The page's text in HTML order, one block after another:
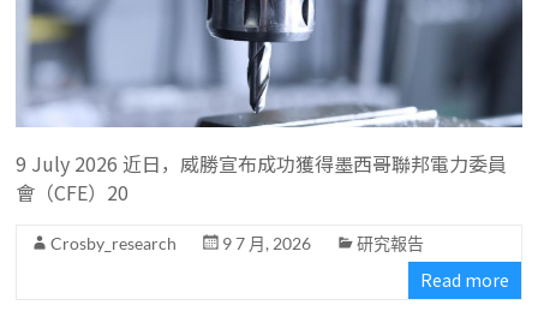
9 July 2026 近日，威勝宣布成功獲得墨西哥聯邦電力委員
會（CFE）20
Crosby_research 9 7 月, 2026 研究報告
Read more